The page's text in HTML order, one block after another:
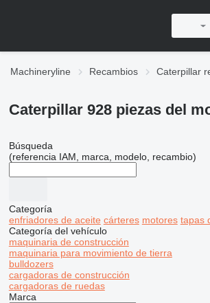
Machineryline Recambios Caterpillar
Caterpillar 928 piezas del
Búsqueda
(referencia IAM, marca, modelo, recambio)
Categoría
enfriadores de aceite cárteres motores tapas
Categoría del vehículo
maquinaria de construcción
maquinaria para movimiento de tierra
bulldozers
cargadoras de construcción
cargadoras de ruedas
Marca